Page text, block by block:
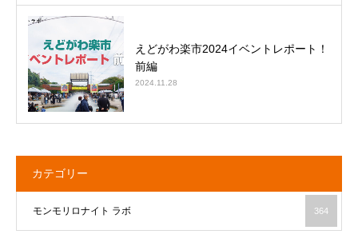
えどがわ楽市2024イベントレポート！
前編
2024.11.28
カテゴリー
モンモリロナイト ラボ 364